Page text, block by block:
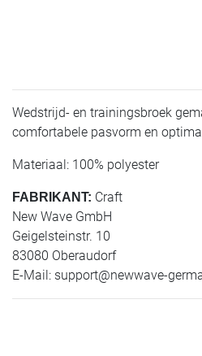
Wedstrijd- en trainingsbroek
comfortabele pasvorm en
Materiaal: 100% polyester
FABRIKANT: Craft
New Wave GmbH
Geigelsteinstr. 10
83080 Oberaudorf
E-Mail: support@newwave-